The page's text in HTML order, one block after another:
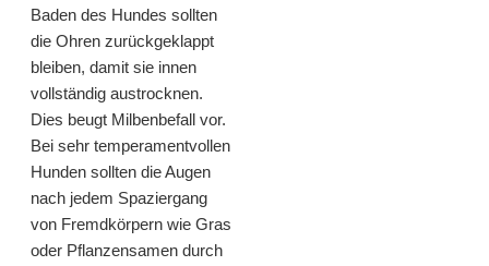
Baden des Hundes sollten
die Ohren zurückgeklappt
bleiben, damit sie innen
vollständig austrocknen.
Dies beugt Milbenbefall vor.
Bei sehr temperamentvollen
Hunden sollten die Augen
nach jedem Spaziergang
von Fremdkörpern wie Gras
oder Pflanzensamen durch